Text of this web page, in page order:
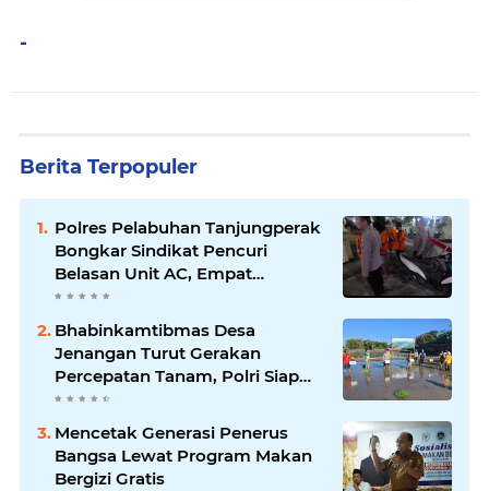
-
Berita Terpopuler
Polres Pelabuhan Tanjungperak
Bongkar Sindikat Pencuri
Belasan Unit AC, Empat
Tersangka Diamankan
Bhabinkamtibmas Desa
Jenangan Turut Gerakan
Percepatan Tanam, Polri Siap
Kawal Swasembada Pangan
Kabupaten Ponorogo
Mencetak Generasi Penerus
Bangsa Lewat Program Makan
Bergizi Gratis